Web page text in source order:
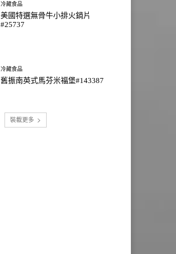
冷藏食品
美國特選無骨牛小排火鍋片
#25737
冷藏食品
舊振南英式馬芬米福堡#143387
裝載更多